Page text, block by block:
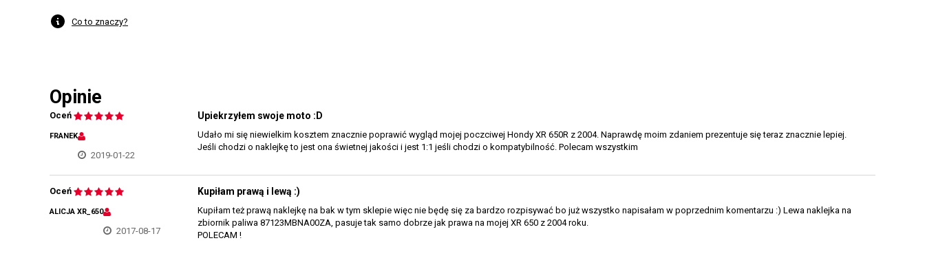
Co to znaczy?
Opinie
Oceń
FRANEK
2019-01-22
Upiekrzyłem swoje moto :D
Udało mi się niewielkim kosztem znacznie poprawić wygląd mojej poczciwej Hondy XR 650R z 2004. Naprawdę moim zdaniem prezentuje się teraz znacznie lepiej.
Jeśli chodzi o naklejkę to jest ona świetnej jakości i jest 1:1 jeśli chodzi o kompatybilność. Polecam wszystkim
Oceń
ALICJA XR_650
2017-08-17
Kupiłam prawą i lewą :)
Kupiłam też prawą naklejkę na bak w tym sklepie więc nie będę się za bardzo rozpisywać bo już wszystko napisałam w poprzednim komentarzu :) Lewa naklejka na
zbiornik paliwa 87123MBNA00ZA, pasuje tak samo dobrze jak prawa na mojej XR 650 z 2004 roku.
POLECAM !